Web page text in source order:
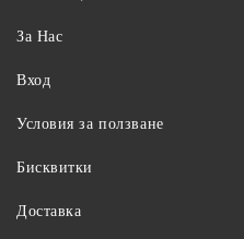
За Нас
Вход
Условия за ползване
Бисквитки
Доставка